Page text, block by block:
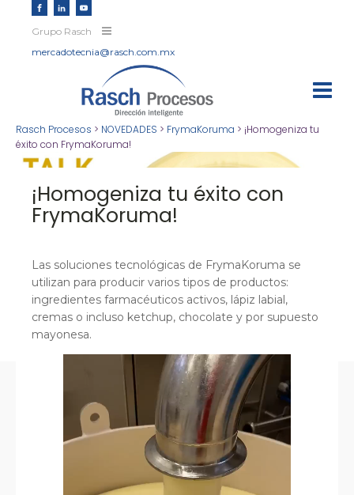
Grupo Rasch
mercadotecnia@rasch.com.mx
Rasch Procesos > NOVEDADES > FrymaKoruma > ¡Homogeniza tu
éxito con FrymaKoruma!
¡Homogeniza tu éxito con
FrymaKoruma!
Las soluciones tecnológicas de FrymaKoruma se
utilizan para producir varios tipos de productos:
ingredientes farmacéuticos activos, lápiz labial,
cremas o incluso ketchup, chocolate y por supuesto
mayonesa.